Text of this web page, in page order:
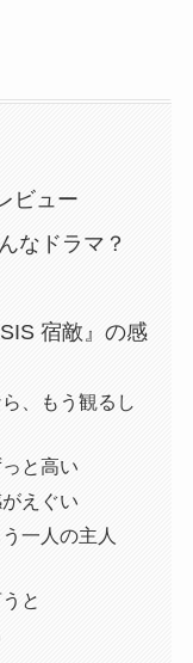
ビュー
なドラマ？
宿敵』の感
、もう観るし
と高い
えぐい
一人の主人
と